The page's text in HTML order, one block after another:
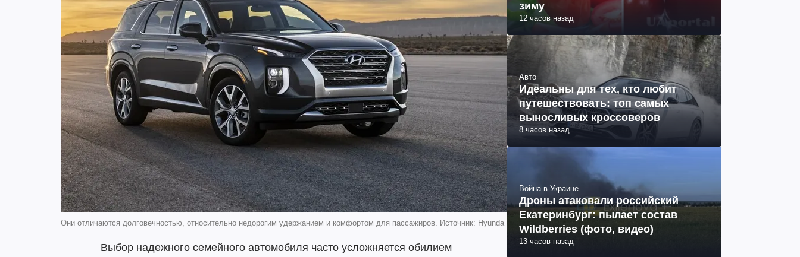
Они отличаются долговечностью, относительно недорогим удержанием и комфортом для пассажиров. Источник: Hyunda
Выбор надежного семейного автомобиля часто усложняется обилием
зиму
12 часов назад
Авто
Идеальны для тех, кто любит
путешествовать: топ самых
выносливых кроссоверов
8 часов назад
Война в Украине
Дроны атаковали российский
Екатеринбург: пылает состав
Wildberries (фото, видео)
13 часов назад